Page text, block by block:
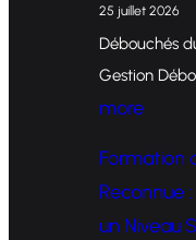
25 juillet 2026
Débouchés
Gestion
more:
Formation
Reconnue
un Niveau